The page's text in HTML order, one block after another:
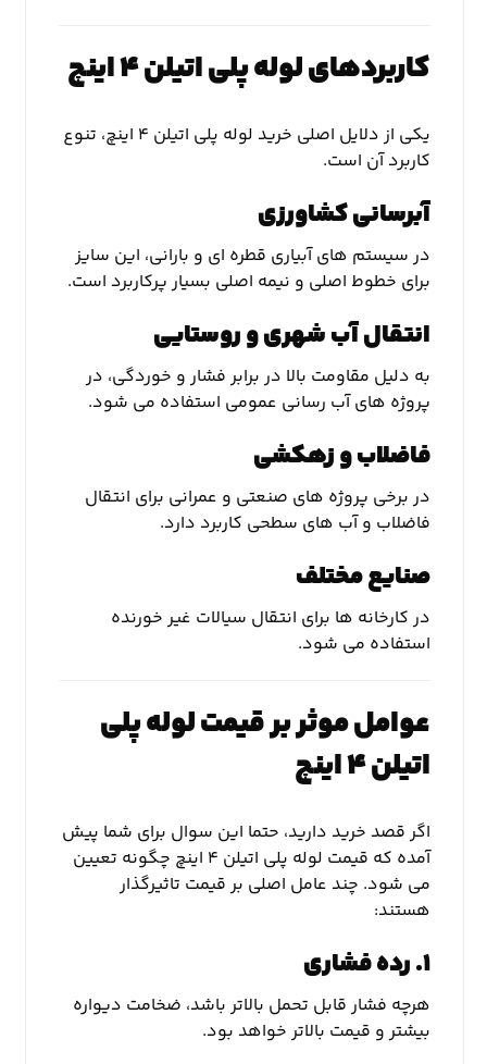
کاربردهای لوله پلی اتیلن ۴ اینچ
یکی از دلایل اصلی خرید لوله پلی اتیلن ۴ اینچ، تنوع
کاربرد آن است.
آبرسانی کشاورزی
در سیستم های آبیاری قطره ای و بارانی، این سایز
برای خطوط اصلی و نیمه اصلی بسیار پرکاربرد است.
انتقال آب شهری و روستایی
به دلیل مقاومت بالا در برابر فشار و خوردگی، در
پروژه های آب رسانی عمومی استفاده می شود.
فاضلاب و زهکشی
در برخی پروژه های صنعتی و عمرانی برای انتقال
فاضلاب و آب های سطحی کاربرد دارد.
صنایع مختلف
در کارخانه ها برای انتقال سیالات غیر خورنده
استفاده می شود.
عوامل موثر بر قیمت لوله پلی
اتیلن ۴ اینچ
اگر قصد خرید دارید، حتما این سوال برای شما پیش
آمده که قیمت لوله پلی اتیلن ۴ اینچ چگونه تعیین
می شود. چند عامل اصلی بر قیمت تاثیرگذار
هستند:
۱. رده فشاری
هرچه فشار قابل تحمل بالاتر باشد، ضخامت دیواره
بیشتر و قیمت بالاتر خواهد بود.